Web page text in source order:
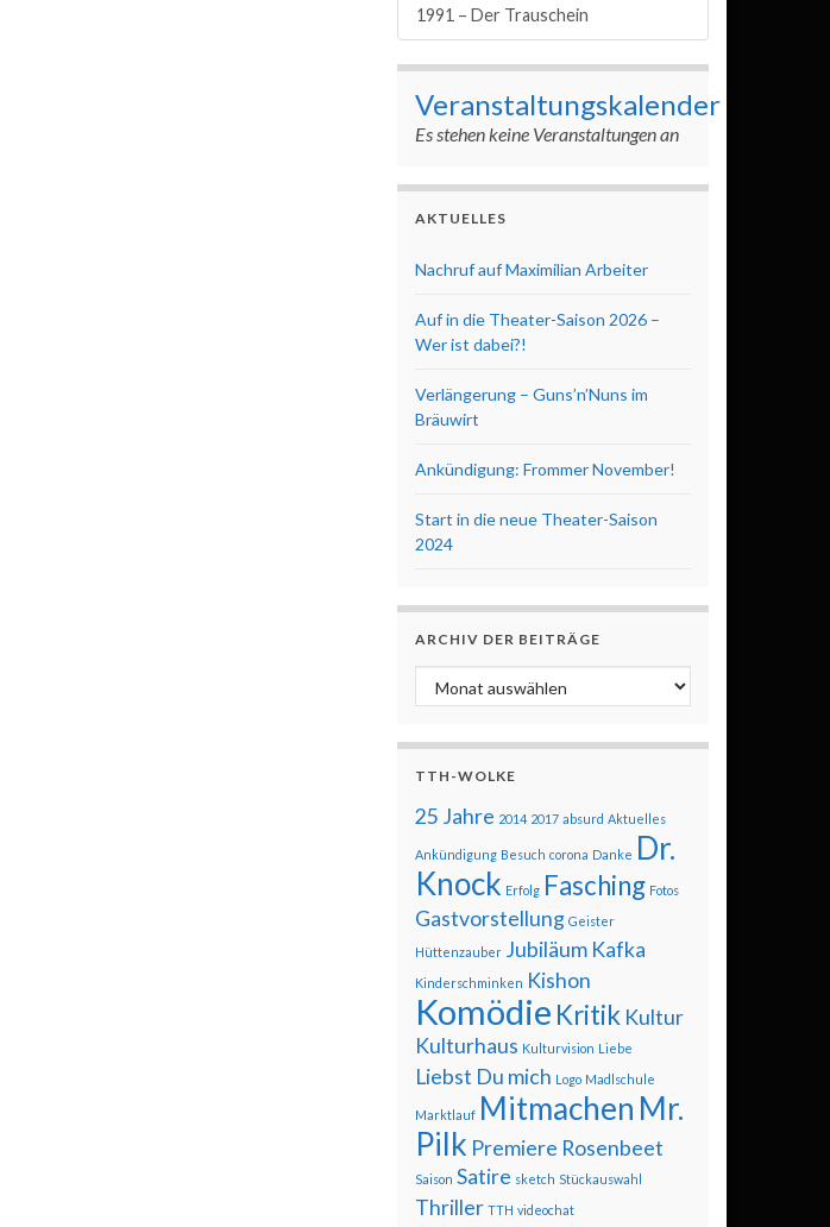
1991 – Der Trauschein
Veranstaltungskalender
Es stehen keine Veranstaltungen an
AKTUELLES
Nachruf auf Maximilian Arbeiter
Auf in die Theater-Saison 2026 –
Wer ist dabei?!
Verlängerung – Guns’n’Nuns im
Bräuwirt
Ankündigung: Frommer November!
Start in die neue Theater-Saison
2024
ARCHIV DER BEITRÄGE
Archiv der Beiträge
TTH-WOLKE
25 Jahre 2014 2017 absurd Aktuelles
Ankündigung Besuch corona Danke Dr.
Knock Erfolg Fasching Fotos
Gastvorstellung Geister
Hüttenzauber Jubiläum Kafka
Kinderschminken Kishon
Komödie Kritik Kultur
Kulturhaus Kulturvision Liebe
Liebst Du mich Logo Madlschule
Marktlauf Mitmachen Mr.
Pilk Premiere Rosenbeet
Saison Satire sketch Stückauswahl
Thriller TTH videochat